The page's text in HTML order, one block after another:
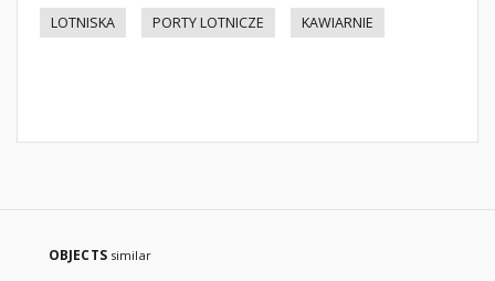
LOTNISKA
PORTY LOTNICZE KAWIARNIE
OBJECTS similar